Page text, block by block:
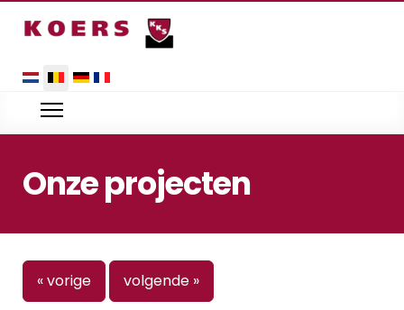
Selecteer uw taal
Onze projecten
« vorige volgende »